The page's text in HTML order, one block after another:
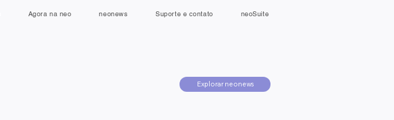
Explorar neonews
Agora na neo neonews Suporte e contato neoSuite